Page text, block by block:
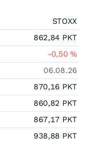
STOXX
862,84 PKT
-0,50%
06.08.26
870,16 PKT
860,82 PKT
867,17 PKT
938,88 PKT